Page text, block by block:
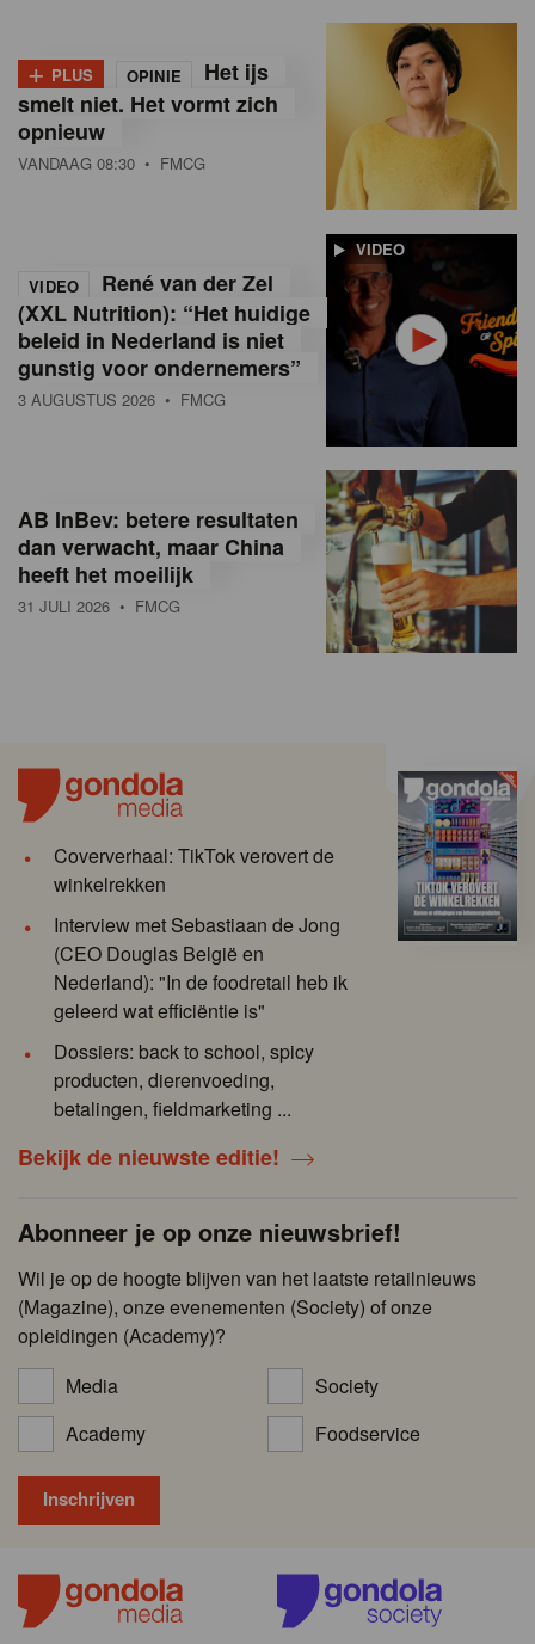
+ PLUS OPINIE
Het ijs
smelt niet. Het vormt zich
opnieuw
VANDAAG 08:30 • FMCG
VIDEO
VIDEO
René van der Zel
(XXL Nutrition): “Het huidige
beleid in Nederland is niet
gunstig voor ondernemers”
3 AUGUSTUS 2026 • FMCG
AB InBev: betere resultaten
dan verwacht, maar China
heeft het moeilijk
31 JULI 2026 • FMCG
Coververhaal: TikTok verovert de
winkelrekken
Interview met Sebastiaan de Jong
(CEO Douglas België en
Nederland): "In de foodretail heb ik
geleerd wat efficiëntie is"
Dossiers: back to school, spicy
producten, dierenvoeding,
betalingen, fieldmarketing ...
Bekijk de nieuwste editie!
Abonneer je op onze nieuwsbrief!
Wil je op de hoogte blijven van het laatste retailnieuws
(Magazine), onze evenementen (Society) of onze
opleidingen (Academy)?
Media
Society
Academy
Foodservice